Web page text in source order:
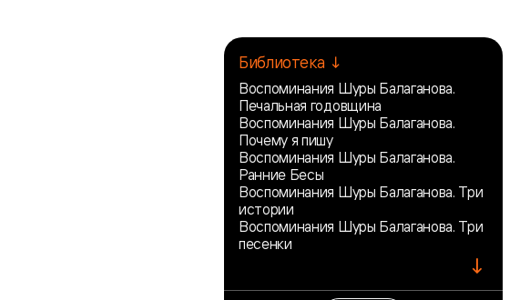
Библиотека ↓
Воспоминания Шуры Балаганова.
Печальная годовщина
Воспоминания Шуры Балаганова.
Почему я пишу
Воспоминания Шуры Балаганова.
Ранние Бесы
Воспоминания Шуры Балаганова. Три
истории
Воспоминания Шуры Балаганова. Три
песенки
↓